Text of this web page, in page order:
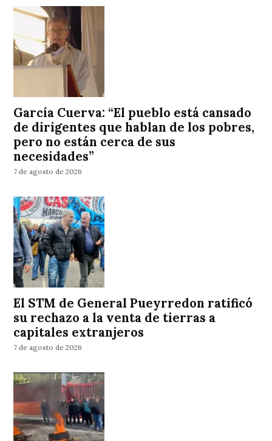
García Cuerva: “El pueblo está cansado
de dirigentes que hablan de los pobres,
pero no están cerca de sus
necesidades”
7 de agosto de 2026
El STM de General Pueyrredon ratificó
su rechazo a la venta de tierras a
capitales extranjeros
7 de agosto de 2026